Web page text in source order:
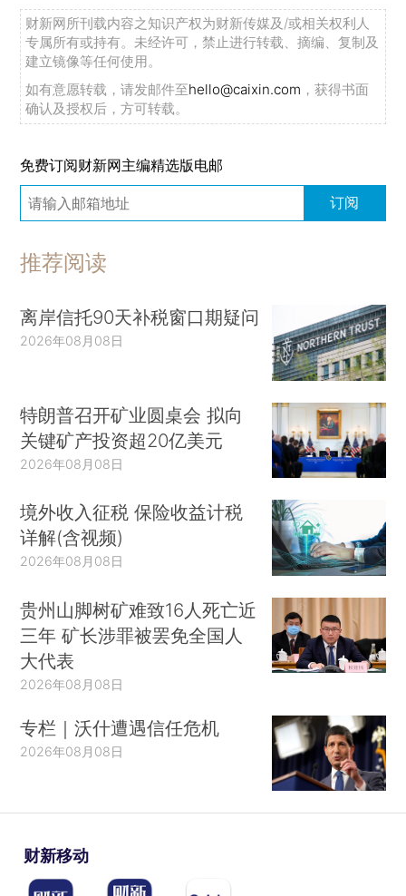
财新网所刊载内容之知识产权为财新传媒及/或相关权利人
专属所有或持有。未经许可，禁止进行转载、摘编、复制及
建立镜像等任何使用。
如有意愿转载，请发邮件至hello@caixin.com ，获得书面
确认及授权后，方可转载。
免费订阅财新网主编精选版电邮
订阅
推荐阅读
离岸信托90天补税窗口期疑问
2026年08月08日
特朗普召开矿业圆桌会 拟向
关键矿产投资超20亿美元
2026年08月08日
境外收入征税 保险收益计税
详解(含视频)
2026年08月08日
贵州山脚树矿难致16人死亡近
三年 矿长涉罪被罢免全国人
大代表
2026年08月08日
专栏｜沃什遭遇信任危机
2026年08月08日
财新移动